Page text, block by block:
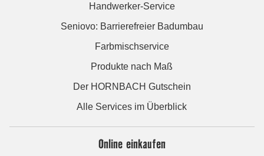
Handwerker-Service
Seniovo: Barrierefreier Badumbau
Farbmischservice
Produkte nach Maß
Der HORNBACH Gutschein
Alle Services im Überblick
Online einkaufen